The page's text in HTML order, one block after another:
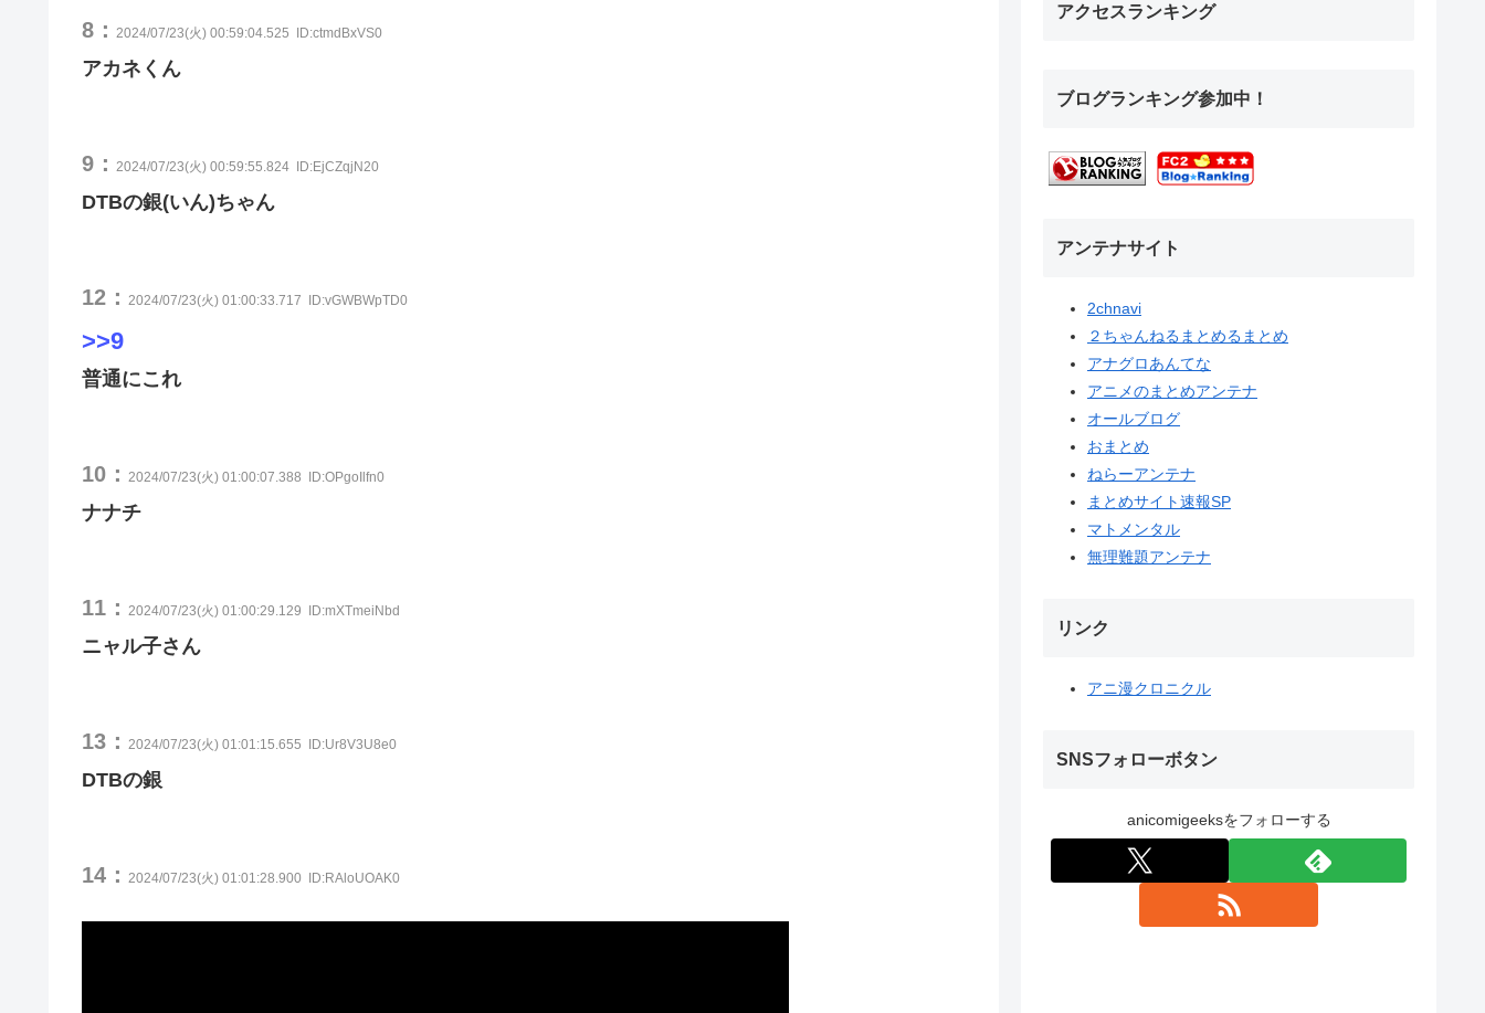
8： 2024/07/23(火) 00:59:04.525 ID:ctmdBxVS0
アカネくん
9： 2024/07/23(火) 00:59:55.824 ID:EjCZqjN20
DTBの銀(いん)ちゃん
12： 2024/07/23(火) 01:00:33.717 ID:vGWBWpTD0
>>9
普通にこれ
10： 2024/07/23(火) 01:00:07.388 ID:OPgoIlfn0
ナナチ
11： 2024/07/23(火) 01:00:29.129 ID:mXTmeiNbd
ニャル子さん
13： 2024/07/23(火) 01:01:15.655 ID:Ur8V3U8e0
DTBの銀
14： 2024/07/23(火) 01:01:28.900 ID:RAloUOAK0
アクセスランキング
ブログランキング参加中！
アンテナサイト
2chnavi
２ちゃんねるまとめるまとめ
アナグロあんてな
アニメのまとめアンテナ
オールブログ
おまとめ
ねらーアンテナ
まとめサイト速報SP
マトメンタル
無理難題アンテナ
リンク
アニ漫クロニクル
SNSフォローボタン
anicomigeeksをフォローする